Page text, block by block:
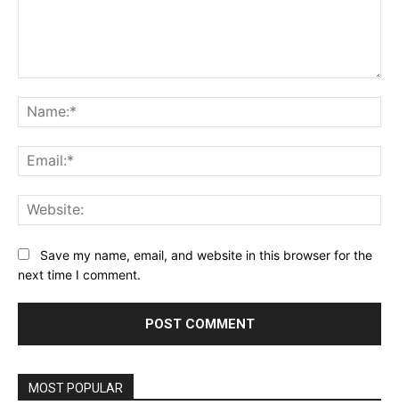
Save my name, email, and website in this browser for the
next time I comment.
MOST POPULAR